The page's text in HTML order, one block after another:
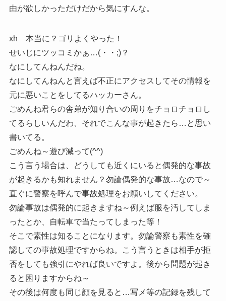
由が欲しかっただけだから気にすんな。
xh 本当に？ゴリよくやった！
せいじにツッコミかぁ…(・・;)？
なにしてんねんだね。
なにしてんねんと言えば不正にアクセスしてその情報を
元に悪いことをしてるハッカーさん。
ごめんね君らの舎弟が知り合いの周りをチョロチョロし
てるらしいんだわ、それでこんな事が起きたら…と思い
書いてる。
ごめんね～遊び減って(^^)
こう言う場合は、どうしても近くにいると偶発的な事故
が起きるかも知れません？勿論偶発的な事故…なので～
直ぐに警察を呼んで事故処理をお願いしてください。
勿論事故は偶発的に起きますね～例えば服を汚してしま
ったとか、自転車で当たってしまった等！
そこで素性は知ることになります。勿論警察も素性を確
認しての事故処理ですからね。こう言うときは相手が拒
否をしても強引にやれば良いですよ。後から問題が起き
ると困りますからね～
その後は何度も同じ顔を見ると…写メ等の記録を残して